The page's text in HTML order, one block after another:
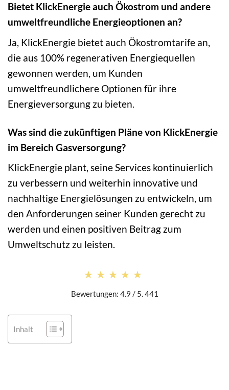
Bietet KlickEnergie auch Ökostrom und andere
umweltfreundliche Energieoptionen an?
Ja, KlickEnergie bietet auch Ökostromtarife an,
die aus 100% regenerativen Energiequellen
gewonnen werden, um Kunden
umweltfreundlichere Optionen für ihre
Energieversorgung zu bieten.
Was sind die zukünftigen Pläne von KlickEnergie
im Bereich Gasversorgung?
KlickEnergie plant, seine Services kontinuierlich
zu verbessern und weiterhin innovative und
nachhaltige Energielösungen zu entwickeln, um
den Anforderungen seiner Kunden gerecht zu
werden und einen positiven Beitrag zum
Umweltschutz zu leisten.
★★★★★
★★★★★
Bewertungen: 4.9 / 5. 441
Inhalt